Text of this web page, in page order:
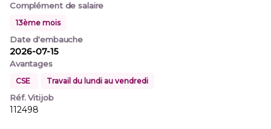
Complément de salaire
13ème mois
Date d'embauche
2026-07-15
Avantages
CSE Travail du lundi au vendredi
Réf. Vitijob
112498